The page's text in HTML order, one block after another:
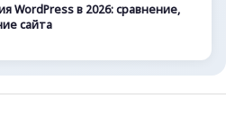
WordPress в 2026: сравнение,
сайта